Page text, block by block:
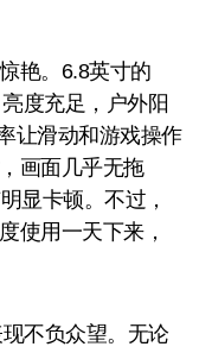
艳。6.8英寸的
度充足，户外阳
让滑动和游戏操作
画面几乎无拖
显卡顿。不过，
使用一天下来，
不负众望。无论